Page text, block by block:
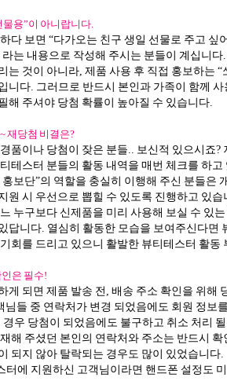
물용”이 아니랍니다.
다 보면 “다가오는 친구 생일 선물로 주고 싶
는 내용으로 작성해 주시는 분들이 계십니
는 것이 아니라, 제품 사용 후 직접 홍보하는
니다. 그러므로 반드시 본인과 가족이 함께
해 주셔야 당첨 확률이 높아질 수 있습니다.
재당첨 비결은?
품이나 당첨이 잦은 분들.. 보신적 있으시죠
테스터 분들의 활동 내역을 매번 체크를 하
보단”의 역할을 충실히 이행해 주신 분들은
원 시 우선으로 뽑힐 수 있도록 진행하고 있
누구보다 신제품을 미리 사용해 보실 수 있
답니다. 열심히 활동한 모습을 보여주신다면
회를 드리고 있으니 활발한 뷰티테스터 활동
은 필수!
게 되면 제품 발송 전, 배송 주소 확인을 위해
님들 중 연락처가 변경 되었음에도 회원 정보
우 당첨이 되었음에도 불구하고 취소 처리
해 주셨던 본인의 연락처와 주소는 반드시
되지 않아 탈락되는 경우도 많이 있었습니다.
터에 지원하신 고객님이라면 핸드폰 설정도